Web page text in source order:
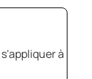
à